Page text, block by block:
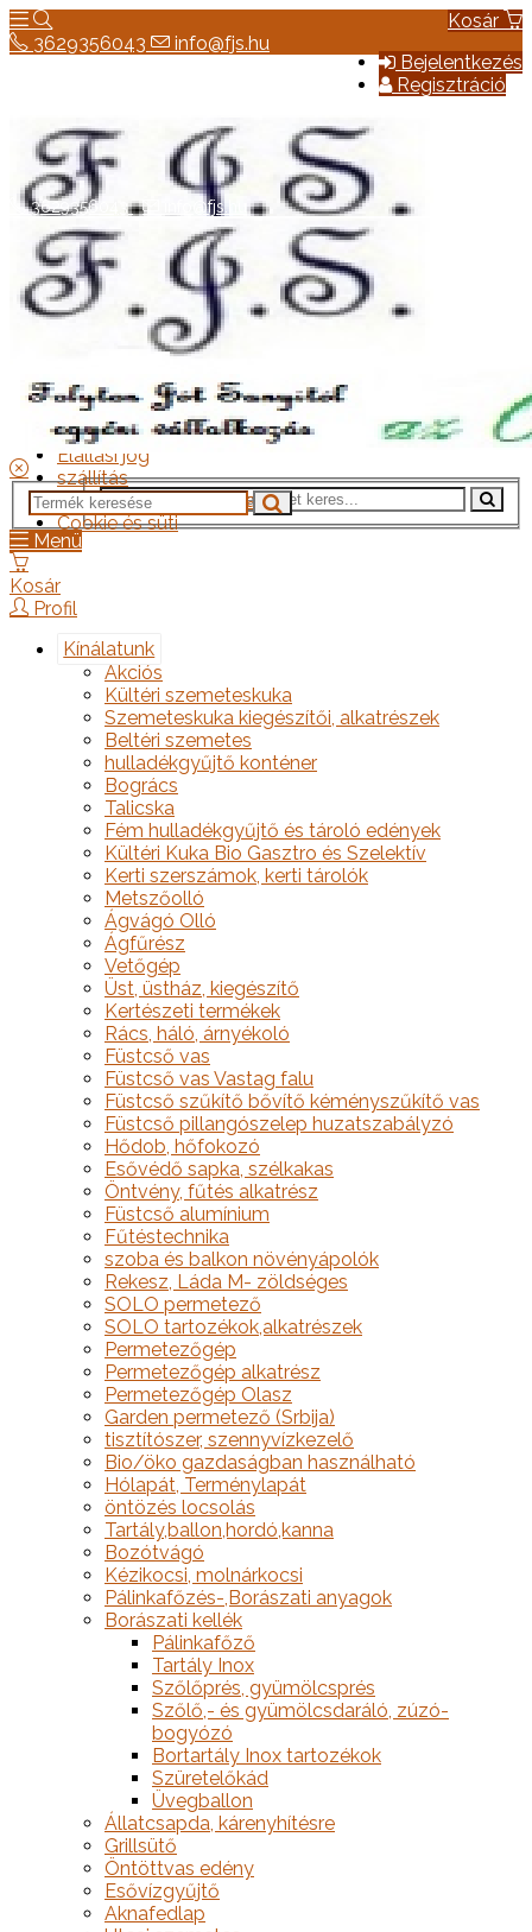
Kosár
Bejelentkezés
Regisztráció
3629356043 info@fjs.hu
Hírek
Elérhetőség
Általános szerződési feltételek
Elállási jog
szállítás
Adatkezelési tájékoztató
Cookie és süti
3629356043 info@fjs.hu
Menü
Kosár
Profil
Kínálatunk
Akciós
Kültéri szemeteskuka
Szemeteskuka kiegészítői, alkatrészek
Beltéri szemetes
hulladékgyűjtő konténer
Bogrács
Talicska
Fém hulladékgyűjtő és tároló edények
Kültéri Kuka Bio Gasztro és Szelektív
Kerti szerszámok, kerti tárolók
Metszőolló
Ágvágó Olló
Ágfűrész
Vetőgép
Üst, üstház, kiegészítő
Kertészeti termékek
Rács, háló, árnyékoló
Füstcső vas
Füstcső vas Vastag falu
Füstcső szűkítő bővítő kéményszűkítő vas
Füstcső pillangószelep huzatszabályzó
Hődob, hőfokozó
Esővédő sapka, szélkakas
Öntvény, fűtés alkatrész
Füstcső alumínium
Fűtéstechnika
szoba és balkon növényápolók
Rekesz, Láda M- zöldséges
SOLO permetező
SOLO tartozékok,alkatrészek
Permetezőgép
Permetezőgép alkatrész
Permetezőgép Olasz
Garden permetező (Srbija)
tisztítószer, szennyvízkezelő
Bio/öko gazdaságban használható
Hólapát, Terménylapát
öntözés locsolás
Tartály,ballon,hordó,kanna
Bozótvágó
Kézikocsi, molnárkocsi
Pálinkafőzés-,Borászati anyagok
Borászati kellék
Pálinkafőző
Tartály Inox
Szőlőprés, gyümölcsprés
Szőlő,- és gyümölcsdaráló, zúzó-
bogyózó
Bortartály Inox tartozékok
Szüretelőkád
Üvegballon
Állatcsapda, kárenyhítésre
Grillsütő
Öntöttvas edény
Esővízgyűjtő
Aknafedlap